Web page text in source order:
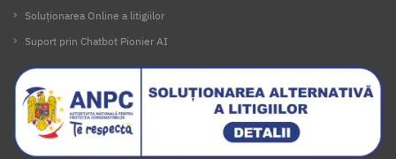
Soluționarea Online a litigiilor
Suport prin Chatbot Pionier AI